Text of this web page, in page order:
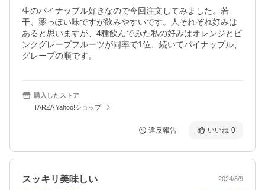
生のパイナップル好きなので今回注文してみました。若
干、薬っぽい味ですが飲みやすいです。人それぞれ好みは
あると思いますが、4種飲んでみた私の好みはオレンジとピ
ンクグレープフルーツが同率で1位、続いてパイナップル、
グレープの順です。
購入したストア
TARZA Yahoo!ショップ
違反報告 いいね 0
スッキリ美味しい 2024/8/9